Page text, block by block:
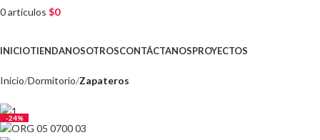
0artículos $0
INICIOTIENDANOSOTROSCONTÁCTANOSPROYECTOS
Inicio Dormitorio Zapateros
-24%